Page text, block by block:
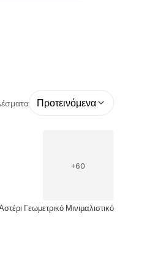
Προτεινόμενα
+60
Γεωμετρικό Μινιμαλιστικό